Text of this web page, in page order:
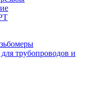
трубопроводов и